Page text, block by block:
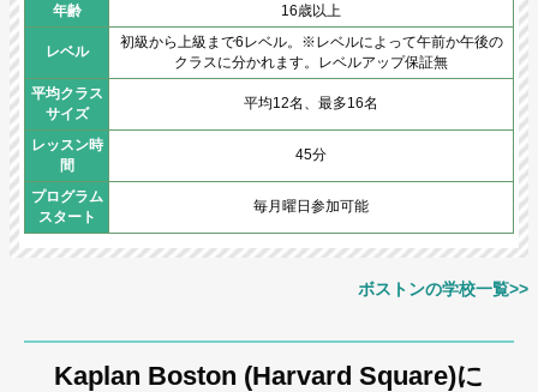
年齢
16歳以上
レベル
初級から上級まで6レベル。※レベルによって午前か午後の
クラスに分かれます。レベルアップ保証無
平均クラス
サイズ
平均12名、最多16名
レッスン時
間
45分
プログラム
スタート
毎月曜日参加可能
ボストンの学校一覧>>
Kaplan Boston (Harvard Square)に